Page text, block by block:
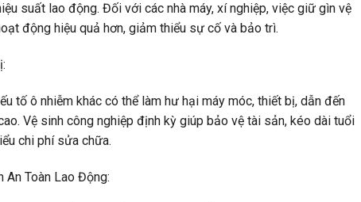
suất lao động. Đối với các nhà máy, xí nghiệp, việc giữ gìn vệ
động hiệu quả hơn, giảm thiểu sự cố và bảo trì.
tố ô nhiễm khác có thể làm hư hại máy móc, thiết bị, dẫn đến
Vệ sinh công nghiệp định kỳ giúp bảo vệ tài sản, kéo dài tuổi
chi phí sửa chữa.
An Toàn Lao Động: